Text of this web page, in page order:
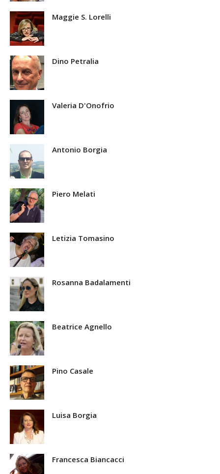
Maggie S. Lorelli
Dino Petralia
Valeria D'Onofrio
Antonio Borgia
Piero Melati
Letizia Tomasino
Rosanna Badalamenti
Beatrice Agnello
Pino Casale
Luisa Borgia
Francesca Biancacci